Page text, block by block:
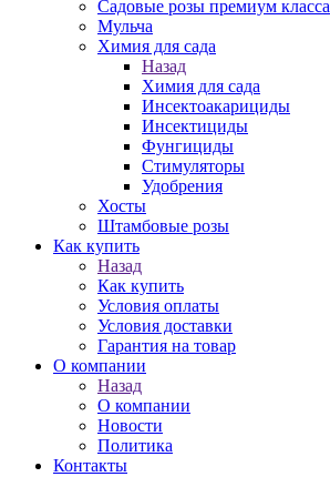
Садовые розы премиум класса
Мульча
Химия для сада
Назад
Химия для сада
Инсектоакарициды
Инсектициды
Фунгициды
Стимуляторы
Удобрения
Хосты
Штамбовые розы
Как купить
Назад
Как купить
Условия оплаты
Условия доставки
Гарантия на товар
О компании
Назад
О компании
Новости
Политика
Контакты